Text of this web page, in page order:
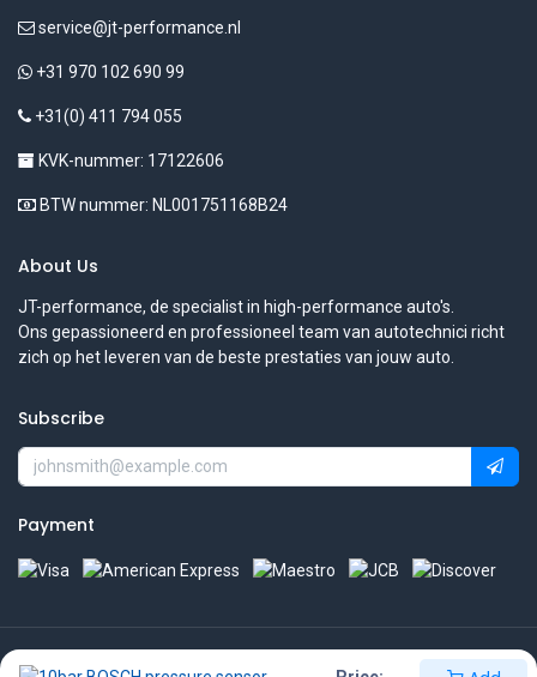
service@jt-performance.nl
+31 970 102 690 99
+31(0) 411 794 055
KVK-nummer: 17122606
BTW nummer: NL001751168B24
About Us
JT-performance, de specialist in high-performance auto's.
Ons gepassioneerd en professioneel team van autotechnici richt
zich op het leveren van de beste prestaties van jouw auto.
Subscribe
Payment